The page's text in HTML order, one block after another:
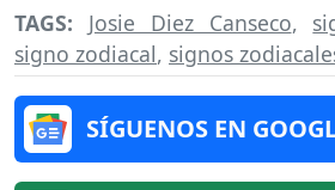
TAGS: Josie Diez Canseco,
signo zodiacal, signos
SÍGUENOS EN